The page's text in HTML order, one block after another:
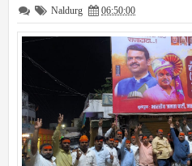
Naldurg 06:50:00